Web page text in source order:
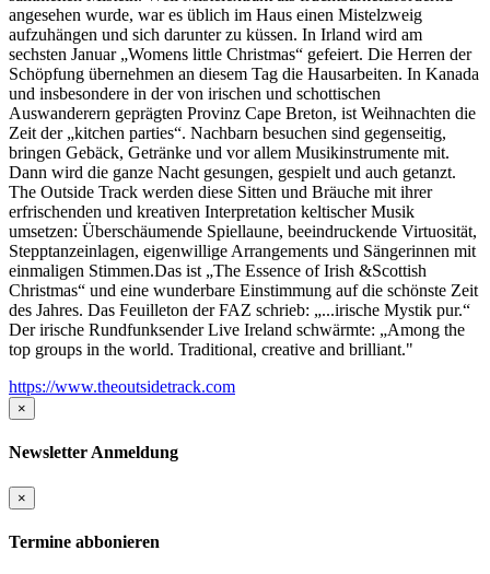
angesehen wurde, war es üblich im Haus einen Mistelzweig
aufzuhängen und sich darunter zu küssen. In Irland wird am
sechsten Januar „Womens little Christmas“ gefeiert. Die Herren der
Schöpfung übernehmen an diesem Tag die Hausarbeiten. In Kanada
und insbesondere in der von irischen und schottischen
Auswanderern geprägten Provinz Cape Breton, ist Weihnachten die
Zeit der „kitchen parties“. Nachbarn besuchen sind gegenseitig,
bringen Gebäck, Getränke und vor allem Musikinstrumente mit.
Dann wird die ganze Nacht gesungen, gespielt und auch getanzt.
The Outside Track werden diese Sitten und Bräuche mit ihrer
erfrischenden und kreativen Interpretation keltischer Musik
umsetzen: Überschäumende Spiellaune, beeindruckende Virtuosität,
Stepptanzeinlagen, eigenwillige Arrangements und Sängerinnen mit
einmaligen Stimmen.Das ist „The Essence of Irish &Scottish
Christmas“ und eine wunderbare Einstimmung auf die schönste Zeit
des Jahres. Das Feuilleton der FAZ schrieb: „...irische Mystik pur.“
Der irische Rundfunksender Live Ireland schwärmte: „Among the
top groups in the world. Traditional, creative and brilliant."
https://www.theoutsidetrack.com
×
Newsletter Anmeldung
×
Termine abbonieren